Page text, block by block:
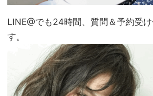
LINE@でも24時間、質問＆予約受
す。